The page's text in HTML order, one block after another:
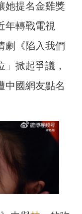
她提名金雞獎
年轉戰電視
劇《陷入我們
掀起爭議，
中國網友點名